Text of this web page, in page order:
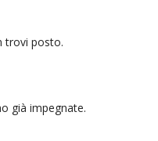
trovi posto.
già impegnate.